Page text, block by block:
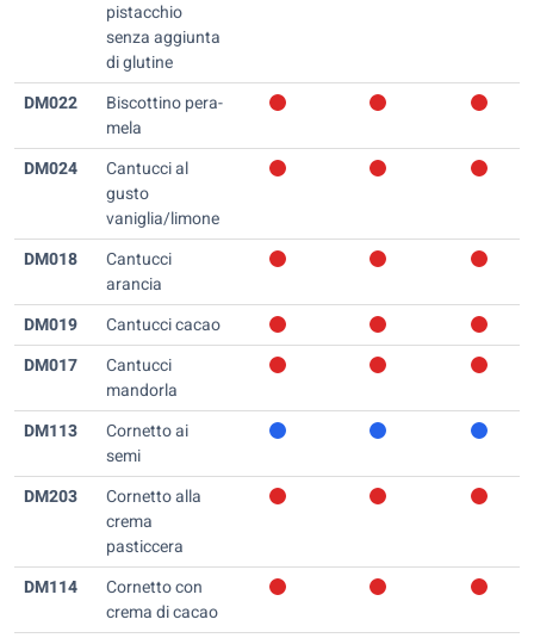
pistacchio
senza aggiunta
di glutine
DM022
Biscottino pera-
mela
DM024
Cantucci al
gusto
vaniglia/limone
DM018
Cantucci
arancia
DM019
Cantucci cacao
DM017
Cantucci
mandorla
DM113
Cornetto ai
semi
DM203
Cornetto alla
crema
pasticcera
DM114
Cornetto con
crema di cacao